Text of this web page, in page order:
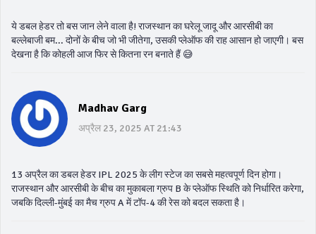
ये डबल हेडर तो बस जान लेने वाला है! राजस्थान का घरेलू जादू और आरसीबी का
बल्लेबाजी बम... दोनों के बीच जो भी जीतेगा, उसकी प्लेऑफ की राह आसान हो जाएगी। बस
देखना है कि कोहली आज फिर से कितना रन बनाते हैं 😅
Madhav Garg
अप्रैल 23, 2025 AT 21:43
13 अप्रैल का डबल हेडर IPL 2025 के लीग स्टेज का सबसे महत्वपूर्ण दिन होगा।
राजस्थान और आरसीबी के बीच का मुकाबला ग्रुप B के प्लेऑफ स्थिति को निर्धारित करेगा,
जबकि दिल्ली-मुंबई का मैच ग्रुप A में टॉप-4 की रेस को बदल सकता है।